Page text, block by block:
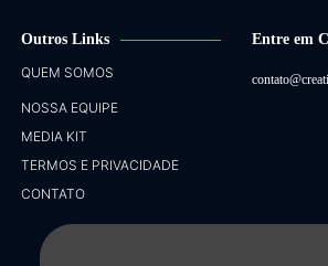
Outros Links
QUEM SOMOS
NOSSA EQUIPE
MEDIA KIT
TERMOS E PRIVACIDADE
CONTATO
Entre em